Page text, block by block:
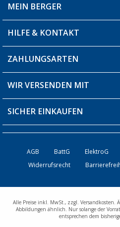
Filiale finden
MEIN BERGER
Blog
Produkttester
Über uns
HILFE & KONTAKT
Fragen & Antworten / FAQ
Versandinformationen
Bestellstatus
Kontakt
ZAHLUNGSARTEN
WIR VERSENDEN MIT
SICHER EINKAUFEN
AGB BattG ElektroG
Widerrufsrecht
Alle Preise inkl. MwSt., zzgl.
Abbildungen ähnlich. Nur solange der
entsprechen dem